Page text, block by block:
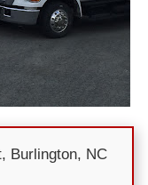
Burlington, NC